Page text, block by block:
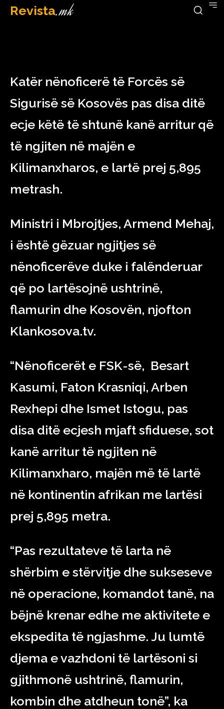
Revista.mk
February 25, 2023
Katër nënoficerë të Forcës së
Sigurisë së Kosovës pas disa ditë
ecje këtë të shtunë kanë arritur që
të ngjiten në majën e
Kilimanxharos, e lartë prej 5,895
metrash.
Ministri i Mbrojtjes, Armend Mehaj,
i është gëzuar ngjitjes së
nënoficerëve duke i falënderuar
që po lartësojnë ushtrinë,
flamurin dhe Kosovën, njofton
Klankosova.tv.
“Nënoficerët e FSK-së, Besart
Kasumi, Faton Krasniqi, Arben
Rexhepi dhe Ismet Istogu, pas
disa ditë ecjesh mjaft sfiduese, sot
kanë arritur të ngjiten në
Kilimanxharo, majën më të lartë
në kontinentin afrikan me lartësi
prej 5,895 metra.
“Pas rezultateve të larta në
shërbim e stërvitje dhe sukseseve
në operacione, komandot tanë, na
bëjnë krenar edhe me aktivitete e
ekspedita të ngjashme. Ju lumtë
djema e vazhdoni të lartësoni si
gjithmonë ushtrinë, flamurin,
kombin dhe atdheun tonë”, ka